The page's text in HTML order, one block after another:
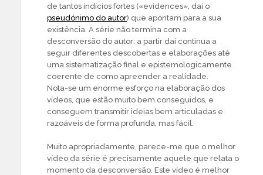
de tantos indícios fortes («evidences», daí o
pseudónimo do autor) que apontam para a sua
existência. A série não termina com a
desconversão do autor: a partir daí continua a
seguir diferentes descobertas e elaborações até
uma sistematização final e epistemologicamente
coerente de como apreender a realidade.
Nota-se um enorme esforço na elaboração dos
vídeos, que estão muito bem conseguidos, e
conseguem transmitir ideias bem articuladas e
razoáveis de forma profunda, mas fácil.
Muito apropriadamente, parece-me que o melhor
vídeo da série é precisamente aquele que relata o
momento da desconversão. Este vídeo é melhor